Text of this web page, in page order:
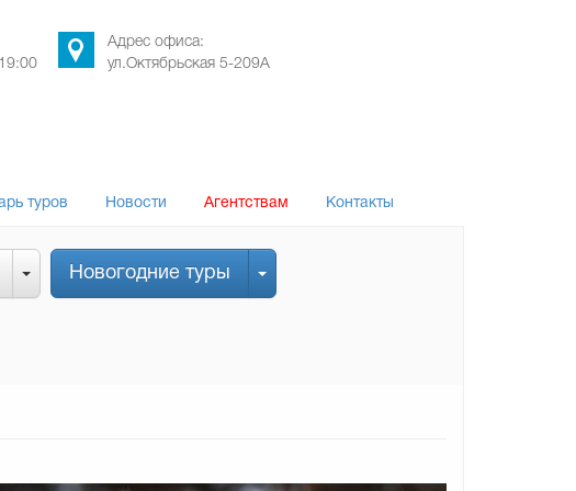
Адрес офиса:
ул.Октябрьская 5-209А
туров Новости Агентствам Контакты
Новогодние туры